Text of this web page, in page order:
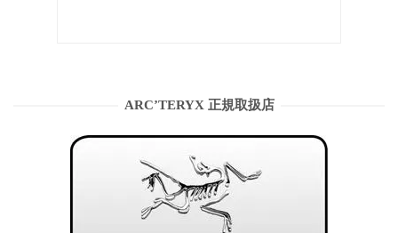
ARC’TERYX 正規取扱店